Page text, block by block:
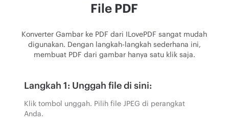
File PDF
Konverter Gambar ke PDF dari ILovePDF sangat mudah
digunakan. Dengan langkah-langkah sederhana ini,
membuat PDF dari gambar hanya satu klik saja.
Langkah 1: Unggah file di sini:
Klik tombol unggah. Pilih file JPEG di perangkat
Anda.